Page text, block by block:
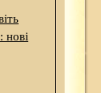
нові